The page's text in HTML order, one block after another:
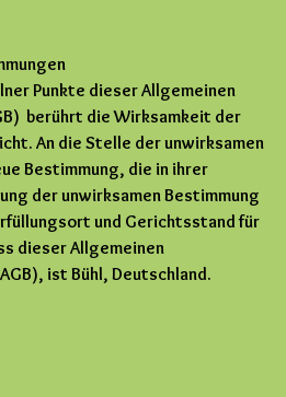
Punkte dieser Allgemeinen
berührt die Wirksamkeit der
An die Stelle der unwirksamen
Bestimmung, die in ihrer
der unwirksamen Bestimmung
und Gerichtsstand für
dieser Allgemeinen
ist Bühl, Deutschland.